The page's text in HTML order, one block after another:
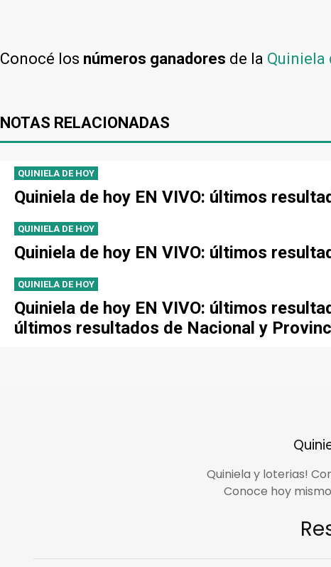
Conocé los números ganadores de la Quiniela
NOTAS RELACIONADAS
QUINIELA DE HOY
Quiniela de hoy EN VIVO: últimos
QUINIELA DE HOY
Quiniela de hoy EN VIVO: últimos
QUINIELA DE HOY
Quiniela de hoy EN VIVO: últimos
últimos resultados de Nacional y